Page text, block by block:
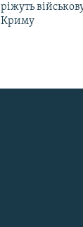
ріжуть
Криму